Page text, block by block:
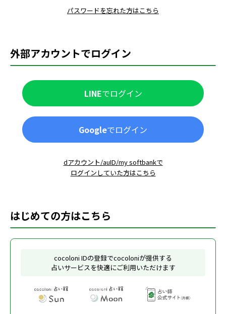
パスワードを忘れた方はこちら
外部アカウントでログイン
LINEでログイン
Googleでログイン
dアカウント/auID/my softbankで
ログインしていた方はこちら
はじめての方はこちら
cocoloni IDの登録でcocoloniが提供する
占いサービスを快適にご利用いただけます